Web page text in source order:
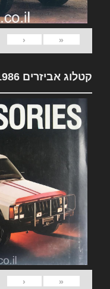
«
‹
קטלוג אביזרים Jeep 1986
«
‹